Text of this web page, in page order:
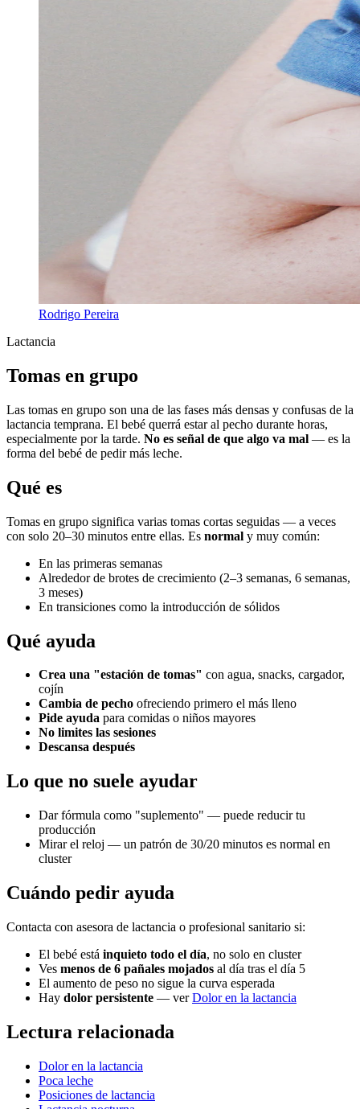
Rodrigo Pereira
Lactancia
Tomas en grupo
Las tomas en grupo son una de las fases más densas y confusas de la
lactancia temprana. El bebé querrá estar al pecho durante horas,
especialmente por la tarde. No es señal de que algo va mal — es la
forma del bebé de pedir más leche.
Qué es
Tomas en grupo significa varias tomas cortas seguidas — a veces
con solo 20–30 minutos entre ellas. Es normal y muy común:
En las primeras semanas
Alrededor de brotes de crecimiento (2–3 semanas, 6 semanas,
3 meses)
En transiciones como la introducción de sólidos
Qué ayuda
Crea una "estación de tomas" con agua, snacks, cargador,
cojín
Cambia de pecho ofreciendo primero el más lleno
Pide ayuda para comidas o niños mayores
No limites las sesiones
Descansa después
Lo que no suele ayudar
Dar fórmula como "suplemento" — puede reducir tu
producción
Mirar el reloj — un patrón de 30/20 minutos es normal en
cluster
Cuándo pedir ayuda
Contacta con asesora de lactancia o profesional sanitario si:
El bebé está inquieto todo el día, no solo en cluster
Ves menos de 6 pañales mojados al día tras el día 5
El aumento de peso no sigue la curva esperada
Hay dolor persistente — verDolor en la lactancia
Lectura relacionada
Dolor en la lactancia
Poca leche
Posiciones de lactancia